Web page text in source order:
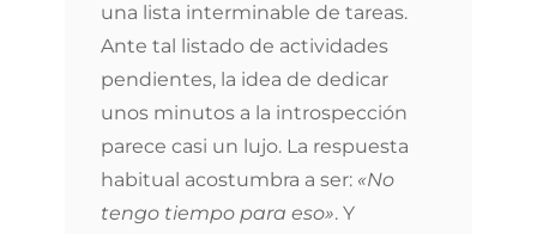
una lista interminable de tareas.
Ante tal listado de actividades
pendientes, la idea de dedicar
unos minutos a la introspección
parece casi un lujo. La respuesta
habitual acostumbra a ser: «No
tengo tiempo para eso». Y